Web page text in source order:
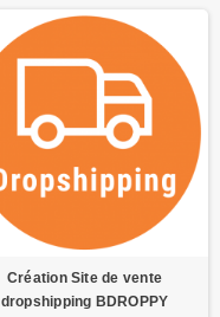
Création Site de vente
dropshipping BDROPPY